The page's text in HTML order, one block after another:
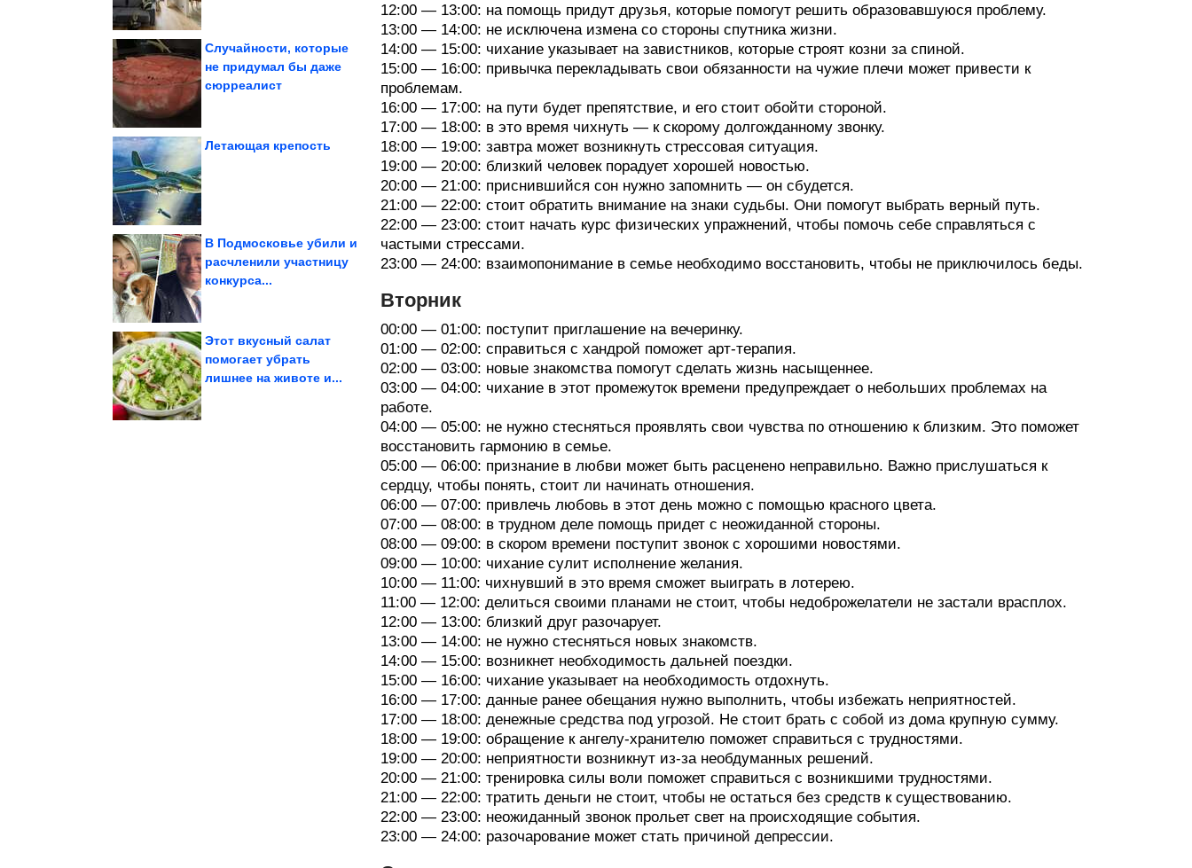
Для крупнейшего
Случайности, которые
не придумал бы даже
сюрреалист
Летающая крепость
Что произошло в семье
В Подмосковье убили и
расчленили участницу
конкурса...
На стенах пещер нашли
ДНК людей каменного
Этот вкусный салат
помогает убрать
лишнее на животе и...
12:00 — 13:00: на помощь придут друзья, которые помогут решить образовавшуюся проблему.
13:00 — 14:00: не исключена измена со стороны спутника жизни.
14:00 — 15:00: чихание указывает на завистников, которые строят козни за спиной.
15:00 — 16:00: привычка перекладывать свои обязанности на чужие плечи может привести к
проблемам.
16:00 — 17:00: на пути будет препятствие, и его стоит обойти стороной.
17:00 — 18:00: в это время чихнуть — к скорому долгожданному звонку.
18:00 — 19:00: завтра может возникнуть стрессовая ситуация.
19:00 — 20:00: близкий человек порадует хорошей новостью.
20:00 — 21:00: приснившийся сон нужно запомнить — он сбудется.
21:00 — 22:00: стоит обратить внимание на знаки судьбы. Они помогут выбрать верный путь.
22:00 — 23:00: стоит начать курс физических упражнений, чтобы помочь себе справляться с
частыми стрессами.
23:00 — 24:00: взаимопонимание в семье необходимо восстановить, чтобы не приключилось беды.
Вторник
00:00 — 01:00: поступит приглашение на вечеринку.
01:00 — 02:00: справиться с хандрой поможет арт-терапия.
02:00 — 03:00: новые знакомства помогут сделать жизнь насыщеннее.
03:00 — 04:00: чихание в этот промежуток времени предупреждает о небольших проблемах на
работе.
04:00 — 05:00: не нужно стесняться проявлять свои чувства по отношению к близким. Это поможет
восстановить гармонию в семье.
05:00 — 06:00: признание в любви может быть расценено неправильно. Важно прислушаться к
сердцу, чтобы понять, стоит ли начинать отношения.
06:00 — 07:00: привлечь любовь в этот день можно с помощью красного цвета.
07:00 — 08:00: в трудном деле помощь придет с неожиданной стороны.
08:00 — 09:00: в скором времени поступит звонок с хорошими новостями.
09:00 — 10:00: чихание сулит исполнение желания.
10:00 — 11:00: чихнувший в это время сможет выиграть в лотерею.
11:00 — 12:00: делиться своими планами не стоит, чтобы недоброжелатели не застали врасплох.
12:00 — 13:00: близкий друг разочарует.
13:00 — 14:00: не нужно стесняться новых знакомств.
14:00 — 15:00: возникнет необходимость дальней поездки.
15:00 — 16:00: чихание указывает на необходимость отдохнуть.
16:00 — 17:00: данные ранее обещания нужно выполнить, чтобы избежать неприятностей.
17:00 — 18:00: денежные средства под угрозой. Не стоит брать с собой из дома крупную сумму.
18:00 — 19:00: обращение к ангелу-хранителю поможет справиться с трудностями.
19:00 — 20:00: неприятности возникнут из-за необдуманных решений.
20:00 — 21:00: тренировка силы воли поможет справиться с возникшими трудностями.
21:00 — 22:00: тратить деньги не стоит, чтобы не остаться без средств к существованию.
22:00 — 23:00: неожиданный звонок прольет свет на происходящие события.
23:00 — 24:00: разочарование может стать причиной депрессии.